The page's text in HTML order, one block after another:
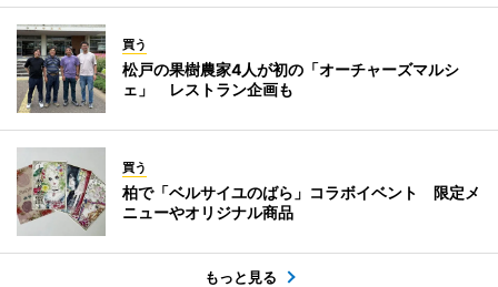
買う
松戸の果樹農家4人が初の「オーチャーズマルシ
ェ」 レストラン企画も
買う
柏で「ベルサイユのばら」コラボイベント 限定メ
ニューやオリジナル商品
もっと見る